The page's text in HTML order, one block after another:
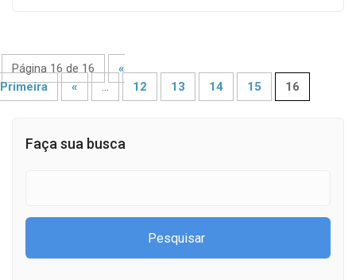
Página 16 de 16
«
Primeira
« ... 12 13 14 15 16
Faça sua busca